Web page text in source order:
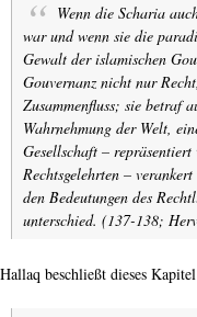
Wenn die Scharia
war und wenn sie die
Gewalt der islamischen
Gouvernanz nicht nur
Zusammenfluss; sie betraf
Wahrnehmung der Welt,
Gesellschaft –
Rechtsgelehrten –
den Bedeutungen des
unterschied. (137-138;
Hallaq beschließt dieses